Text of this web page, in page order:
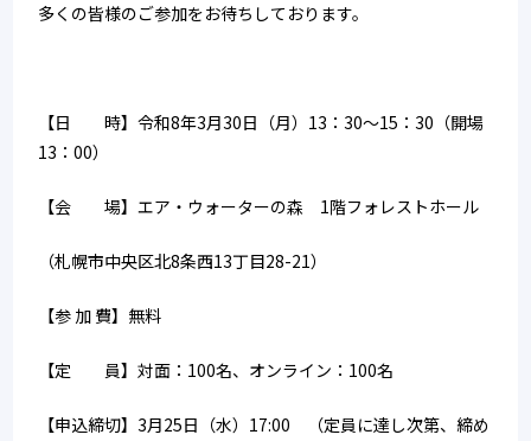
多くの皆様のご参加をお待ちしております。
【日　　時】令和8年3月30日（月）13：30～15：30（開場
13：00）
【会　　場】エア・ウォーターの森　1階フォレストホール
（札幌市中央区北8条西13丁目28-21）
【参 加 費】無料
【定　　員】対面：100名、オンライン：100名
【申込締切】3月25日（水）17:00　（定員に達し次第、締め